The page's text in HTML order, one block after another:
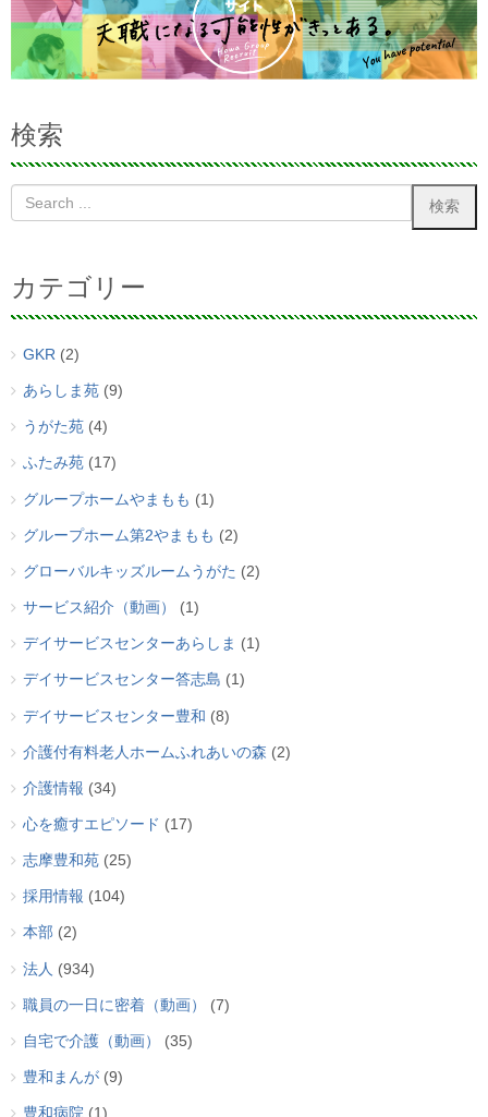
検索
カテゴリー
GKR (2)
あらしま苑 (9)
うがた苑 (4)
ふたみ苑 (17)
グループホームやまもも (1)
グループホーム第2やまもも (2)
グローバルキッズルームうがた (2)
サービス紹介（動画） (1)
デイサービスセンターあらしま (1)
デイサービスセンター答志島 (1)
デイサービスセンター豊和 (8)
介護付有料老人ホームふれあいの森 (2)
介護情報 (34)
心を癒すエピソード (17)
志摩豊和苑 (25)
採用情報 (104)
本部 (2)
法人 (934)
職員の一日に密着（動画） (7)
自宅で介護（動画） (35)
豊和まんが (9)
豊和病院 (1)